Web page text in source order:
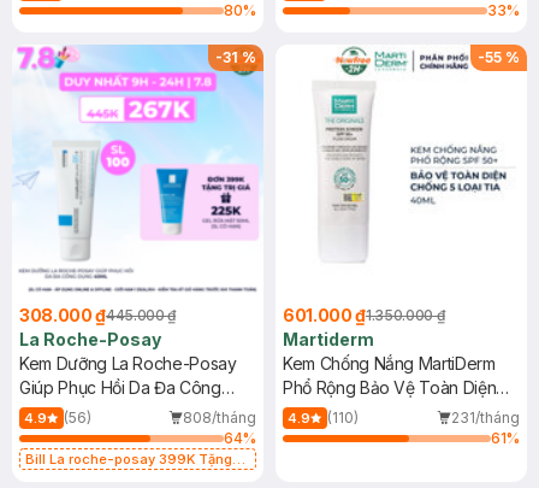
80%
33%
-31%
308.000 ₫445.000 ₫
La Roche-Posay
Kem Dưỡng La Roche-Posay
Giúp Phục Hồi Da Đa Công
Dụng 40ml
4.9 (56)
808/tháng
64%
Bill La roche-posay 399K Tặng
-55 %
601.000 ₫1.350.000 ₫
Martiderm
Kem Chống Nắng MartiDerm
Phổ Rộng Bảo Vệ Toàn Diện
40ml
4.9 (110)
231/tháng
61%